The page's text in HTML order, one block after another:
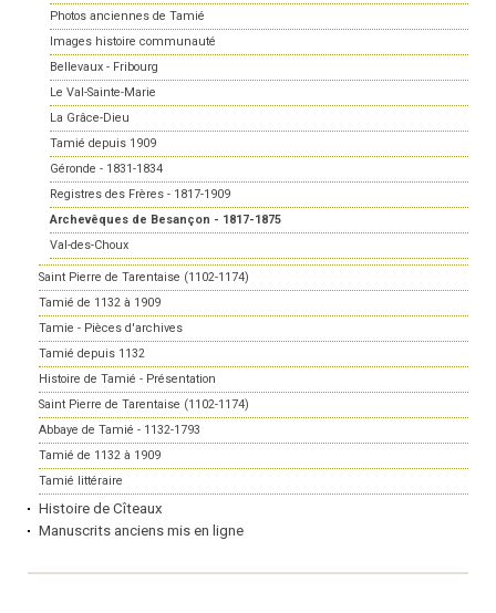
Photos anciennes de Tamié
Images histoire communauté
Bellevaux - Fribourg
Le Val-Sainte-Marie
La Grâce-Dieu
Tamié depuis 1909
Géronde - 1831-1834
Registres des Frères - 1817-1909
Archevêques de Besançon - 1817-1875
Val-des-Choux
Saint Pierre de Tarentaise (1102-1174)
Tamié de 1132 à 1909
Tamie - Pièces d'archives
Tamié depuis 1132
Histoire de Tamié - Présentation
Saint Pierre de Tarentaise (1102-1174)
Abbaye de Tamié - 1132-1793
Tamié de 1132 à 1909
Tamié littéraire
Histoire de Cîteaux
Manuscrits anciens mis en ligne